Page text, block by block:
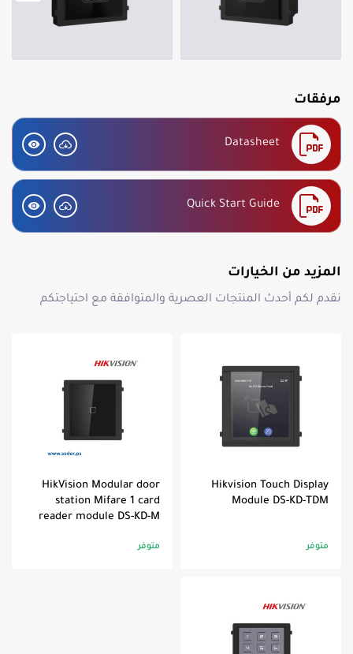
مرفقات
Datasheet
Quick Start Guide
المزيد من الخيارات
نقدم لكم أحدث المنتجات العصرية والمتوافقة مع احتياجتكم
Hikvision Touch Display
Module DS-KD-TDM
متوفر
HikVision Modular door
station Mifare 1 card
reader module DS-KD-M
متوفر